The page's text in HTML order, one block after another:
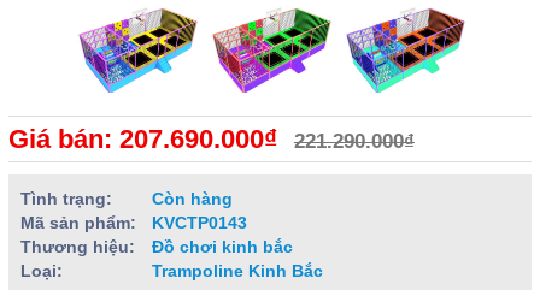
Giá bán: 207.690.000₫ 221.290.000₫
Tình trạng:
Còn hàng
Mã sản phẩm:
KVCTP0143
Thương hiệu:
Đồ chơi kinh bắc
Loại:
Trampoline Kinh Bắc